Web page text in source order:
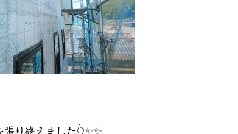
張り終えました👆✨✨